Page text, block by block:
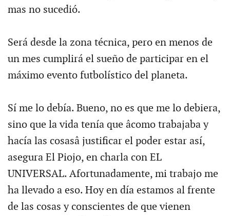
mas no sucedió.
Será desde la zona técnica, pero en menos de
un mes cumplirá el sueño de participar en el
máximo evento futbolístico del planeta.
Sí me lo debía. Bueno, no es que me lo debiera,
sino que la vida tenía que âcomo trabajaba y
hacía las cosasâ justificar el poder estar así,
asegura El Piojo, en charla con EL
UNIVERSAL. Afortunadamente, mi trabajo me
ha llevado a eso. Hoy en día estamos al frente
de las cosas y conscientes de que vienen